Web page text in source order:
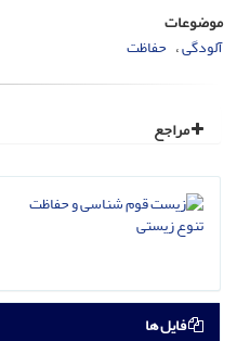
موضوعات
آلودگی حفاظت
مراجع
فایل ها